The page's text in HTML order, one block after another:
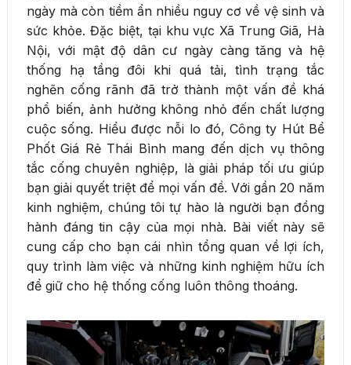
ngày mà còn tiềm ẩn nhiều nguy cơ về vệ sinh và
sức khỏe. Đặc biệt, tại khu vực Xã Trung Giã, Hà
Nội, với mật độ dân cư ngày càng tăng và hệ
thống hạ tầng đôi khi quá tải, tình trạng tắc
nghẽn cống rãnh đã trở thành một vấn đề khá
phổ biến, ảnh hưởng không nhỏ đến chất lượng
cuộc sống. Hiểu được nỗi lo đó, Công ty Hút Bể
Phốt Giá Rẻ Thái Bình mang đến dịch vụ thông
tắc cống chuyên nghiệp, là giải pháp tối ưu giúp
bạn giải quyết triệt để mọi vấn đề. Với gần 20 năm
kinh nghiệm, chúng tôi tự hào là người bạn đồng
hành đáng tin cậy của mọi nhà. Bài viết này sẽ
cung cấp cho bạn cái nhìn tổng quan về lợi ích,
quy trình làm việc và những kinh nghiệm hữu ích
để giữ cho hệ thống cống luôn thông thoáng.